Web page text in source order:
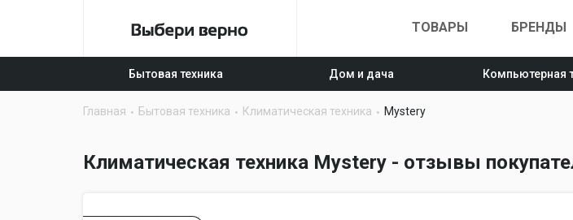
ТОВАРЫ БРЕНДЫ
Бытовая техника Дом и дача Компьютерная
Главная Бытовая техника Климатическая техника Mystery
Климатическая техника Mystery - отзывы